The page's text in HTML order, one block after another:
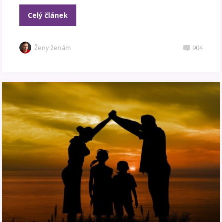
Celý článek
Ženy ženám 904